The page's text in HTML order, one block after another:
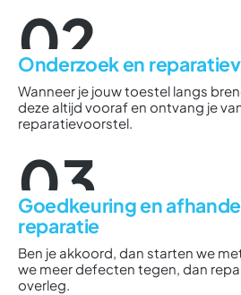
02
Onderzoek en
Wanneer je jouw toestel langs
deze altijd vooraf en ontvang je
reparatievoorstel.
03
Goedkeuring en
reparatie
Ben je akkoord, dan starten we
we meer defecten tegen, dan
overleg.